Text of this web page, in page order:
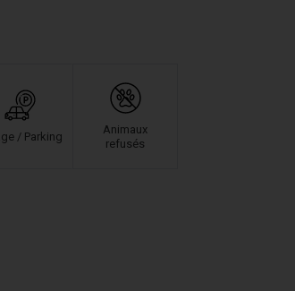
/ Parking
Animaux
refusés